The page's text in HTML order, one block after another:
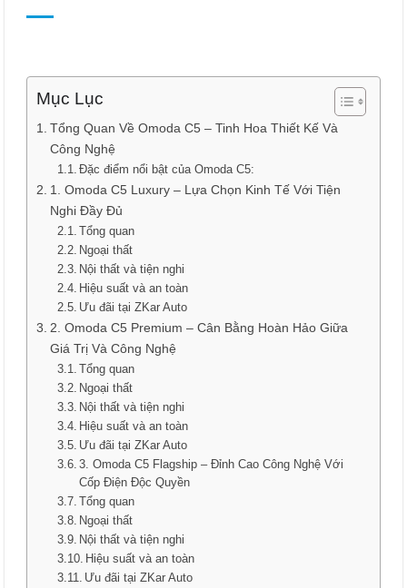
Mục Lục
Tổng Quan Về Omoda C5 – Tinh Hoa Thiết Kế Và
Công Nghệ
Đặc điểm nổi bật của Omoda C5:
1. Omoda C5 Luxury – Lựa Chọn Kinh Tế Với Tiện
Nghi Đầy Đủ
Tổng quan
Ngoại thất
Nội thất và tiện nghi
Hiệu suất và an toàn
Ưu đãi tại ZKar Auto
2. Omoda C5 Premium – Cân Bằng Hoàn Hảo Giữa
Giá Trị Và Công Nghệ
Tổng quan
Ngoại thất
Nội thất và tiện nghi
Hiệu suất và an toàn
Ưu đãi tại ZKar Auto
3. Omoda C5 Flagship – Đỉnh Cao Công Nghệ Với
Cốp Điện Độc Quyền
Tổng quan
Ngoại thất
Nội thất và tiện nghi
Hiệu suất và an toàn
Ưu đãi tại ZKar Auto